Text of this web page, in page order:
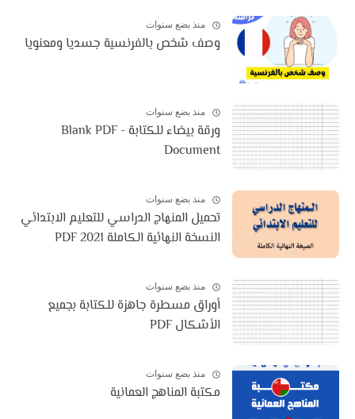
منذ بضع سنوات
وصف شخص بالفرنسية جسديا ومعنويا
منذ بضع سنوات
ورقة بيضاء للكتابة - Blank PDF
Document
منذ بضع سنوات
تحميل المنهاج الدراسي للتعليم الابتدائي
النسخة النهائية الكاملة 2021 PDF
منذ بضع سنوات
أوراق مسطرة جاهزة للكتابة بجميع
الأشكال PDF
منذ بضع سنوات
مكتبة المناهج العمانية